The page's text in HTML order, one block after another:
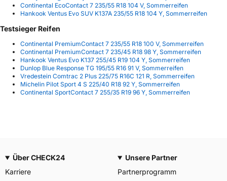
Continental EcoContact 7 235/55 R18 104 V, Sommerreifen
Hankook Ventus Evo SUV K137A 235/55 R18 104 Y, Sommerreifen
Testsieger Reifen
Continental PremiumContact 7 235/55 R18 100 V, Sommerreifen
Continental PremiumContact 7 235/45 R18 98 Y, Sommerreifen
Hankook Ventus Evo K137 255/45 R19 104 Y, Sommerreifen
Dunlop Blue Response TG 195/55 R16 91 V, Sommerreifen
Vredestein Comtrac 2 Plus 225/75 R16C 121 R, Sommerreifen
Michelin Pilot Sport 4 S 225/40 R18 92 Y, Sommerreifen
Continental SportContact 7 255/35 R19 96 Y, Sommerreifen
Über CHECK24
Karriere
Unsere Partner
Partnerprogramm